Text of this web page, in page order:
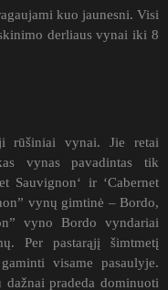
kuo jaunesni. Visi
derliaus vynai iki 8
rūšiniai vynai. Jie retai
vynas pavadintas tik
Sauvignon‘ ir ‘Cabernet
vynų gimtinė – Bordo,
vyno Bordo vyndariai
Per pastarąjį šimtmetį
visame pasaulyje.
pradeda dominuoti